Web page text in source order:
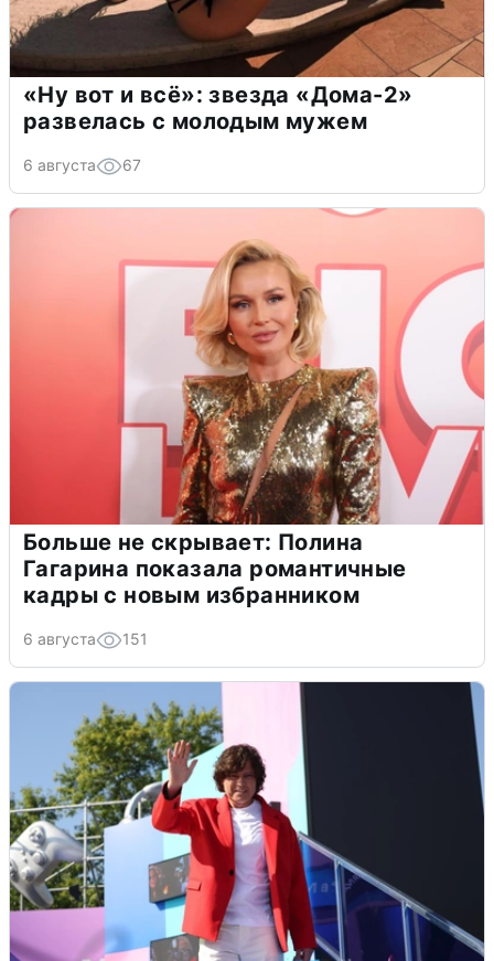
«Ну вот и всё»: звезда «Дома-2»
развелась с молодым мужем
6 августа 67
Больше не скрывает: Полина
Гагарина показала романтичные
кадры с новым избранником
6 августа 151